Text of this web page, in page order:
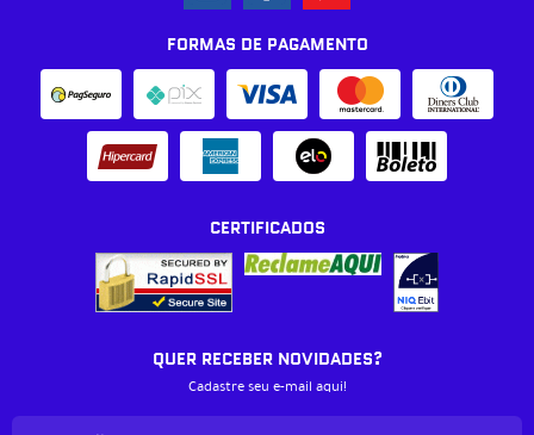
FORMAS DE PAGAMENTO
CERTIFICADOS
QUER RECEBER NOVIDADES?
Cadastre seu e-mail aqui!